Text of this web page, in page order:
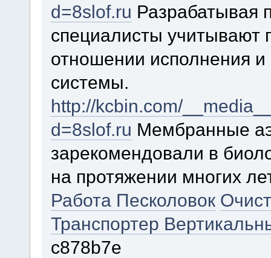
d=8slof.ru Разрабатывая
специалисты учитывают
отношении исполнения и
системы.
http://kcbin.com/
d=8slof.ru Мембранные
зарекомендовали в
на протяжении многих
Работа Песколовок
Транспортер
c878b7e